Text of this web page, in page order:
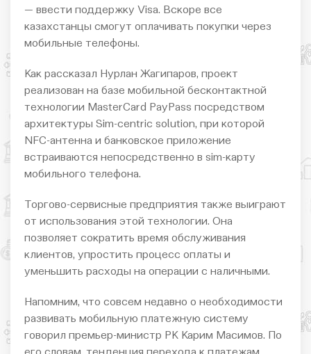
— ввести поддержку Visa. Вскоре все
казахстанцы смогут оплачивать покупки через
мобильные телефоны.
Как рассказал Нурлан Жагипаров, проект
реализован на базе мобильной бесконтактной
технологии MasterCard PayPass посредством
архитектуры Sim-centric solution, при которой
NFC-антенна и банковское приложение
встраиваются непосредственно в sim-карту
мобильного телефона.
Торгово-сервисные предприятия также выиграют
от использования этой технологии. Она
позволяет сократить время обслуживания
клиентов, упростить процесс оплаты и
уменьшить расходы на операции с наличными.
Напомним, что совсем недавно о необходимости
развивать мобильную платежную систему
говорил премьер-министр РК Карим Масимов. По